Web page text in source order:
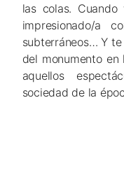
las colas.
impresionado/a
subterráneos… Y
del monumento en
aquellos
sociedad de la